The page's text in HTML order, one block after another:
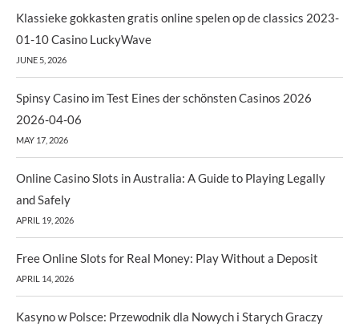
Klassieke gokkasten gratis online spelen op de classics 2023-
01-10 Casino LuckyWave
JUNE 5, 2026
Spinsy Casino im Test Eines der schönsten Casinos 2026
2026-04-06
MAY 17, 2026
Online Casino Slots in Australia: A Guide to Playing Legally
and Safely
APRIL 19, 2026
Free Online Slots for Real Money: Play Without a Deposit
APRIL 14, 2026
Kasyno w Polsce: Przewodnik dla Nowych i Starych Graczy